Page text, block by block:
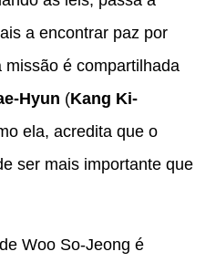
a encontrar paz por
é compartilhada
Hyun (Kang Ki-
ela, acredita que o
ser mais importante que
Woo So-Jeong é